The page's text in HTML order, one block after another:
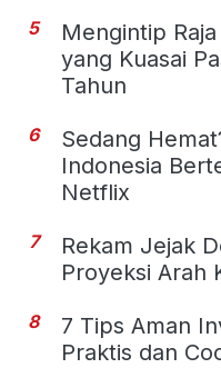
5
Mengintip
yang Kuasai
Tahun
6
Sedang
Indonesia
Netflix
7
Rekam Jejak
Proyeksi Arah
8
7 Tips Aman
Praktis dan